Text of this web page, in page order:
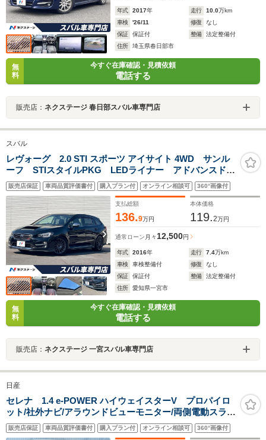
年式 2017年 走行 10.0万km
車検
'26/11 修復
なし
保証
保証付 整備
法定整備付
住所
埼玉県春日部市
無
料
今すぐ在庫確認・見積依頼
電話する
販売店： ネクステージ 春日部スバル車専門店
スバル
レヴォーグ 2.0 STI スポーツ アイサイト 4WD サンル
ーフ STIスタイルPKG LEDライナー アドバンスドセ
イフティPKG 純正ナビ サイド/バックカメラ
BILSTEIN製ダンパー＆スプリング ボルドー＆ブラック
革シート ドラレコ ETC
販売店保証 車両品質評価書付 購入プラン付 オンライン相談可 360°画像付
支払総額
136.9万円
本体価格
119.2万円
通常ローン 月々 12,500円
年式 2016年 走行 7.4万km
車検
車検整備付 修復
なし
保証
保証付 整備
法定整備付
住所
愛知県一宮市
無
料
今すぐ在庫確認・見積依頼
電話する
販売店： ネクステージ 一宮スバル車専門店
日産
セレナ 1.4 e-POWER ハイウェイスターV プロパイロ
ット/社外ナビ/アラウンドビューモニター/両側電動スライ
ド/ハンズフリー開閉/追従クルーズコントロール/LEDオー
トライト/デジタルインナーミラー/ETC/16AW/禁煙車
販売店保証 車両品質評価書付 購入プラン付 オンライン相談可 360°画像付